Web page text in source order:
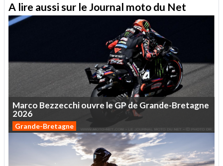
A lire aussi sur le Journal moto du Net
Marco Bezzecchiouvre leGPde Grande-Bretagne
2026
Grande-Bretagne